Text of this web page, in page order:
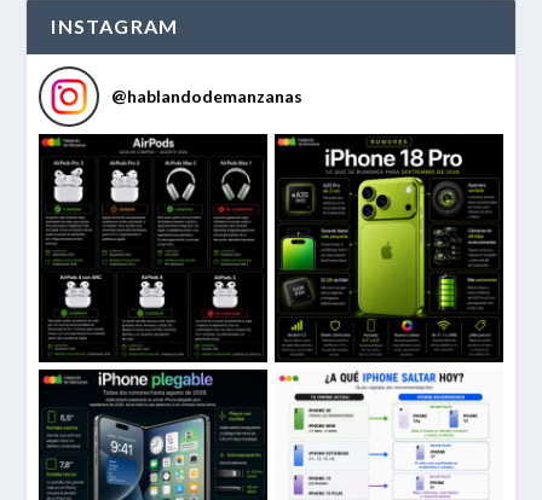
INSTAGRAM
@hablandodemanzanas